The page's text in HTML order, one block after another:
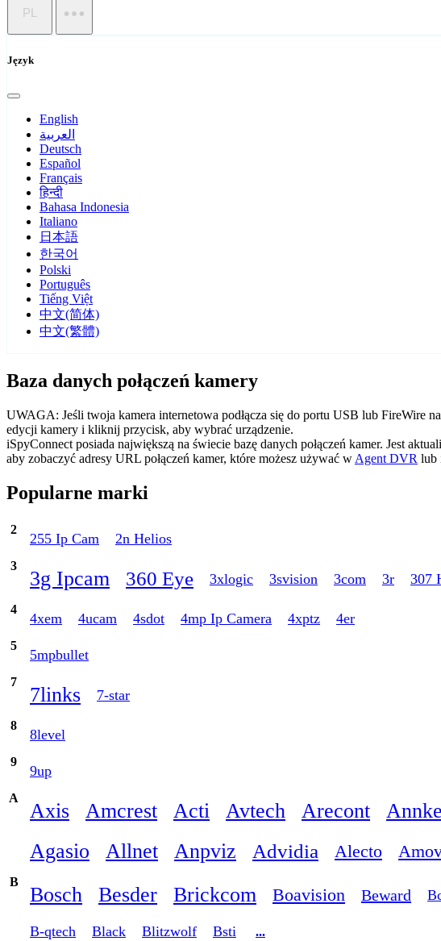
PL
Język
English
العربية
Deutsch
Español
Français
हिन्दी
Bahasa Indonesia
Italiano
日本語
한국어
Polski
Português
Tiếng Việt
中文(简体)
中文(繁體)
Baza danych połączeń kamery
UWAGA: Jeśli twoja kamera internetowa podłącza się do portu USB lub FireWire
edycji kamery i kliknij przycisk, aby wybrać urządzenie.
iSpyConnect posiada największą na świecie bazę danych połączeń kamer. Jest
aby zobaczyć adresy URL połączeń kamer, które możesz używać w Agent DVR lub
Popularne marki
2
255 Ip Cam 2n Helios
3
3g Ipcam 360 Eye 3xlogic 3svision 3com 3r 307
4
4xem 4ucam 4sdot 4mp Ip Camera 4xptz 4er
5
5mpbullet
7
7links 7-star
8
8level
9
9up
A
Axis Amcrest Acti Avtech Arecont Annke
Agasio
Allnet Anpviz Advidia Alecto
B
Bosch Besder Brickcom Boavision Beward
B-qtech Black Blitzwolf Bsti
...